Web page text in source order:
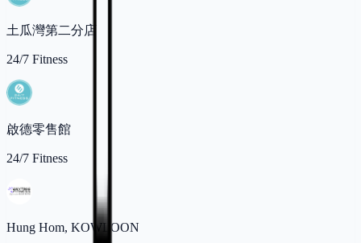
土瓜灣第二分店
24/7 Fitness
啟德零售館
24/7 Fitness
Hung Hom, KOWLOON